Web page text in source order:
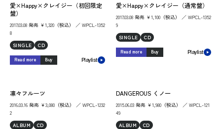
愛×Happy×クレイジー（初回限定
盤）
2017.03.08 発売 ￥1,320（税込） ／ WPCL-1352
8
SINGLE
CD
Read more Buy Playlist
愛×Happy×クレイジー（通常盤）
2017.03.08 発売 ￥1,100（税込） ／ WPCL-1352
9
SINGLE
CD
Read more Buy Playlist
凛々フルーツ
2016.03.16 発売 ￥3,080（税込） ／ WPCL-1232
2
ALBUM
CD
DANGEROUS くノ一
2015.06.03 発売 ￥1,980（税込） ／ WPCL-121
49
ALBUM
CD